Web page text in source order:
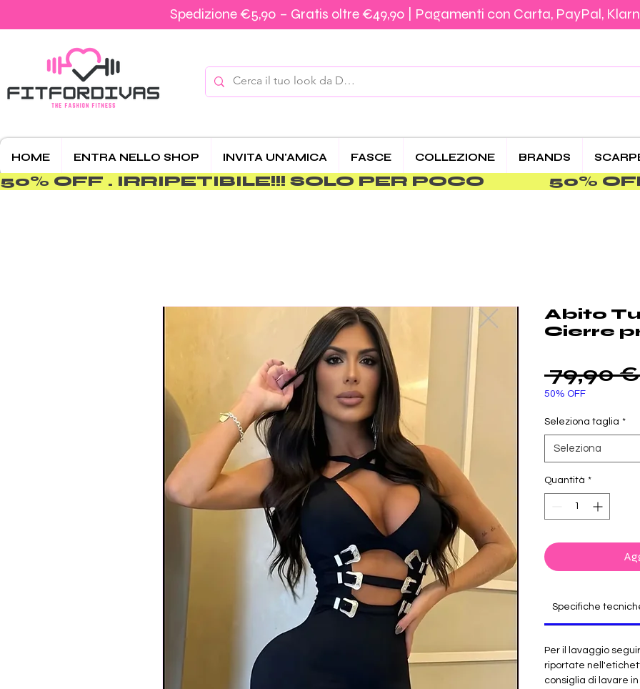
Spedizione €5,90 – Gratis da €39,90 |
Spedizione €5,90 – Gratis oltre €49,90 | Pagamenti con Carta, PayPal,
HOME ENTRA NELLO SHOP INVITA UN'AMICA FASCE COLLEZIONE BRANDS
50% OFF . IRRIPETIBILE!!! SOLO PER POCO
Abito
Cierre
79,90
50% OFF
Seleziona taglia *
Seleziona
Quantità *
Specifiche
Per il lavaggio
riportate
consiglia di lavare